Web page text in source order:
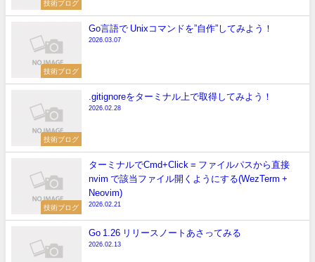
技術ブログ
技術ブログ
Go言語で Unixコマンドを”自作”してみよう！
2026.03.07
技術ブログ
.gitignoreをターミナル上で取得してみよう！
2026.02.28
技術ブログ
ターミナルでCmd+Click = ファイルパスから直接
nvim で該当ファイル開くようにする(WezTerm +
Neovim)
2026.02.21
Go 1.26 リリースノートあさってみる
2026.02.13